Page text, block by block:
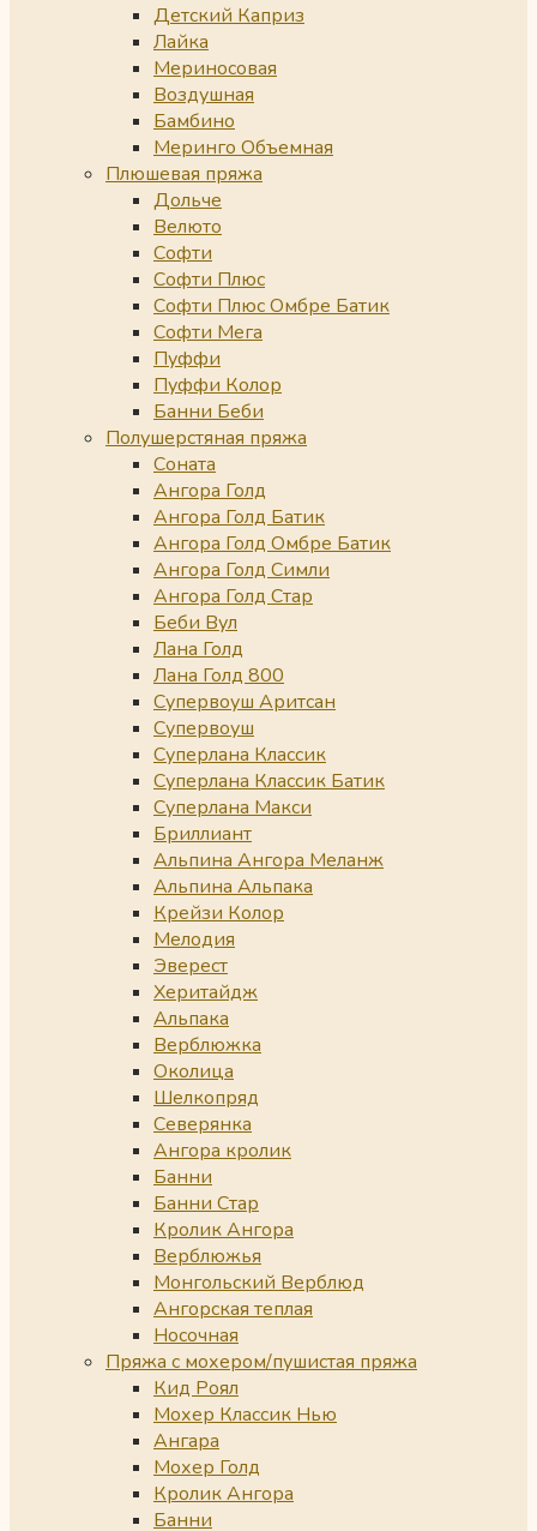
Детский Каприз
Лайка
Мериносовая
Воздушная
Бамбино
Меринго Объемная
Плюшевая пряжа
Дольче
Велюто
Софти
Софти Плюс
Софти Плюс Омбре Батик
Софти Мега
Пуффи
Пуффи Колор
Банни Беби
Полушерстяная пряжа
Соната
Ангора Голд
Ангора Голд Батик
Ангора Голд Омбре Батик
Ангора Голд Симли
Ангора Голд Стар
Беби Вул
Лана Голд
Лана Голд 800
Супервоуш Аритсан
Супервоуш
Суперлана Классик
Суперлана Классик Батик
Суперлана Макси
Бриллиант
Альпина Ангора Меланж
Альпина Альпака
Крейзи Колор
Мелодия
Эверест
Херитайдж
Альпака
Верблюжка
Околица
Шелкопряд
Северянка
Ангора кролик
Банни
Банни Стар
Кролик Ангора
Верблюжья
Монгольский Верблюд
Ангорская теплая
Носочная
Пряжа с мохером/пушистая пряжа
Кид Роял
Мохер Классик Нью
Ангара
Мохер Голд
Кролик Ангора
Банни